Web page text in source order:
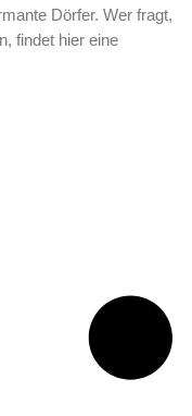
Dörfer. Wer fragt,
findet hier eine